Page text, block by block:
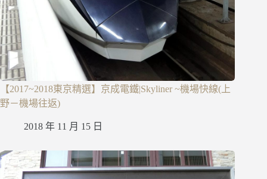
【2017~2018東京精選】京成電鐵|Skyliner ~機場快線(上
野－機場往返)
2018 年 11 月 15 日